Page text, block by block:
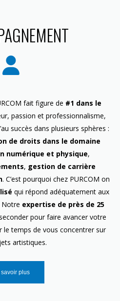
fait figure de #1 dans le
passion et professionnalisme,
succès dans plusieurs sphères :
de droits dans le domaine
numérique et physique,
, gestion de carrière
. C’est pourquoi chez PURCOM on
qui répond adéquatement aux
Notre expertise de près de 25
pour faire avancer votre
le temps de vous concentrer sur
artistiques.
savoir plus